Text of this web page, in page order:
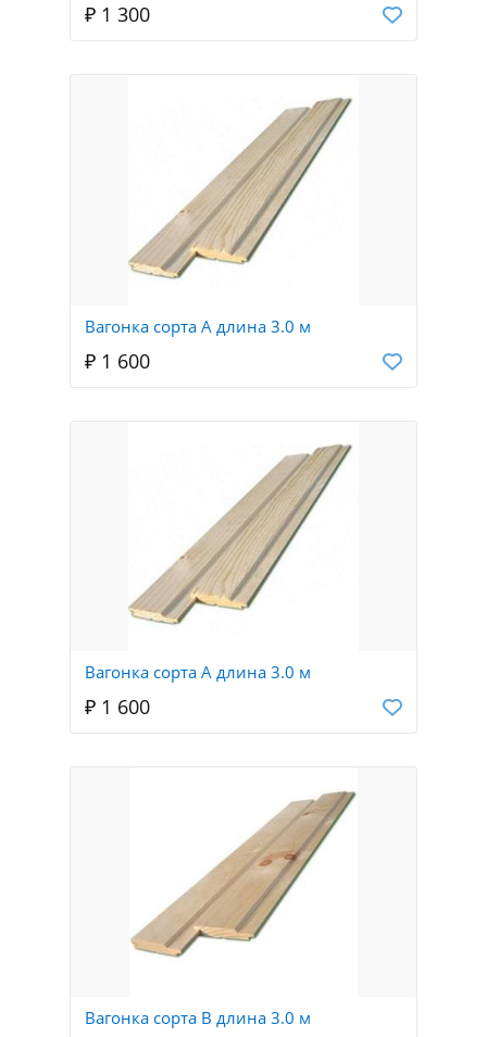
₽ 1 300
Вагонка сорта А длина 3.0 м
₽ 1 600
Вагонка сорта А длина 3.0 м
₽ 1 600
Вагонка сорта В длина 3.0 м